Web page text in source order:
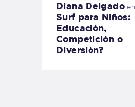
Diana Delgadoen
Surf para Niños:
Educación,
Competición o
Diversión?